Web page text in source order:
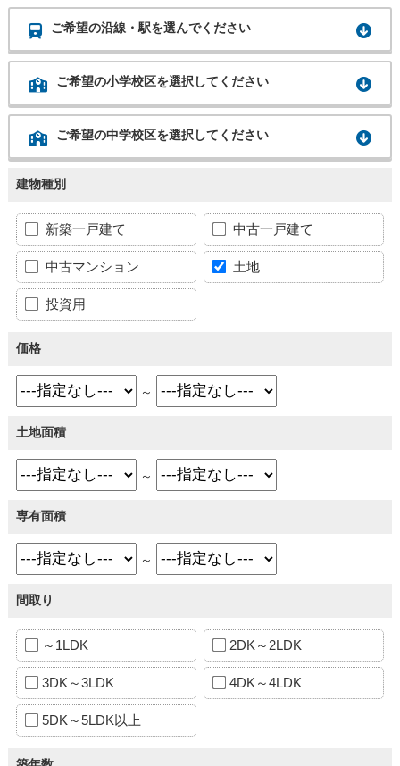
ご希望の沿線・駅を選んでください
ご希望の小学校区を選択してください
ご希望の中学校区を選択してください
建物種別
新築一戸建て 中古一戸建て
中古マンション 土地
投資用
価格
～
土地面積
～
専有面積
～
間取り
～1LDK 2DK～2LDK
3DK～3LDK 4DK～4LDK
5DK～5LDK以上